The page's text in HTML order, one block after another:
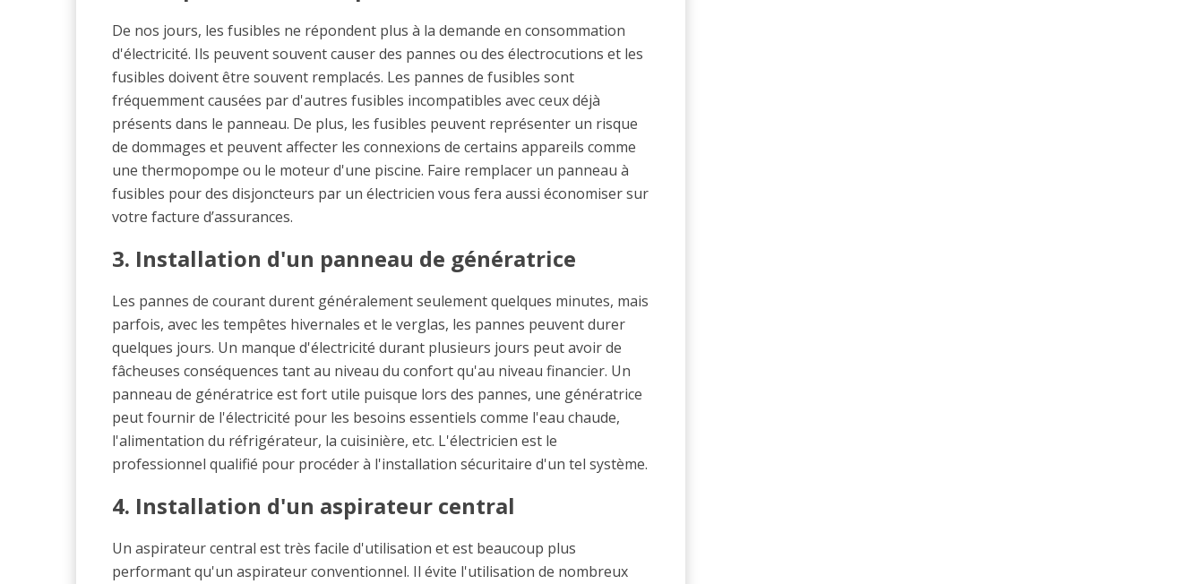
De nos jours, les fusibles ne répondent plus à la demande en consommation
d'électricité. Ils peuvent souvent causer des pannes ou des électrocutions et les
fusibles doivent être souvent remplacés. Les pannes de fusibles sont
fréquemment causées par d'autres fusibles incompatibles avec ceux déjà
présents dans le panneau. De plus, les fusibles peuvent représenter un risque
de dommages et peuvent affecter les connexions de certains appareils comme
une thermopompe ou le moteur d'une piscine. Faire remplacer un panneau à
fusibles pour des disjoncteurs par un électricien vous fera aussi économiser sur
votre facture d’assurances.
3. Installation d'un panneau de génératrice
Les pannes de courant durent généralement seulement quelques minutes, mais
parfois, avec les tempêtes hivernales et le verglas, les pannes peuvent durer
quelques jours. Un manque d'électricité durant plusieurs jours peut avoir de
fâcheuses conséquences tant au niveau du confort qu'au niveau financier. Un
panneau de génératrice est fort utile puisque lors des pannes, une génératrice
peut fournir de l'électricité pour les besoins essentiels comme l'eau chaude,
l'alimentation du réfrigérateur, la cuisinière, etc. L'électricien est le
professionnel qualifié pour procéder à l'installation sécuritaire d'un tel système.
4. Installation d'un aspirateur central
Un aspirateur central est très facile d'utilisation et est beaucoup plus
performant qu'un aspirateur conventionnel. Il évite l'utilisation de nombreux